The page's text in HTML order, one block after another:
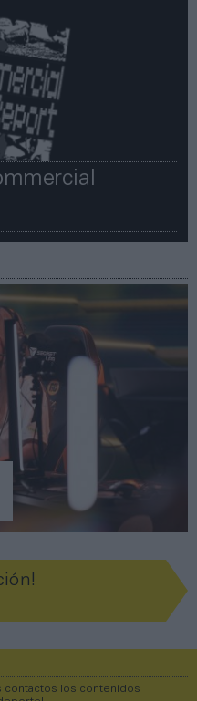
contactos los contenidos